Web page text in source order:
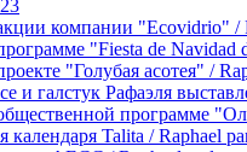
компании "Ecovidrio" /
"Fiesta de
"Голубая асотея" /
и галстук Рафаэля
программе
календаря Talita / Raphael